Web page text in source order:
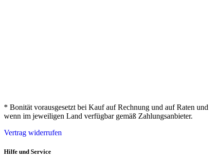
* Bonität vorausgesetzt bei Kauf auf Rechnung und auf Raten und
wenn im jeweiligen Land verfügbar gemäß Zahlungsanbieter.
Vertrag widerrufen
Hilfe und Service